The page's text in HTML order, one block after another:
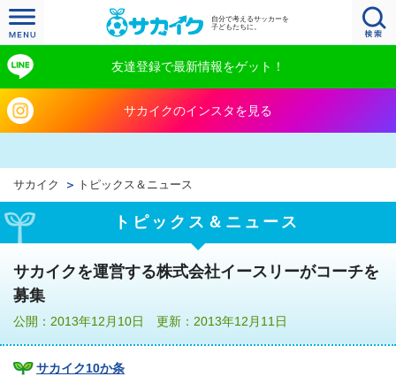
自分で考えるサッカーを
子どもたちに。
友達登録で最新情報をゲット！
サカイクのインスタを見る
サカイク トピックス＆ニュース
トピックス＆ニュース
サカイクを運営する株式会社イースリーがコーチを
募集
公開：2013年12月10日 更新：2013年12月11日
サカイク10か条